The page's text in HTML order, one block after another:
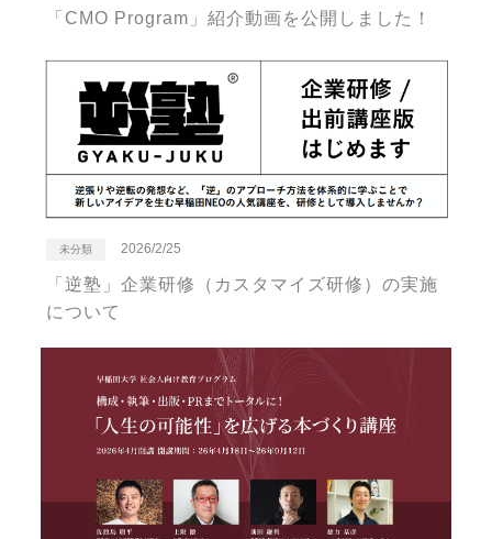
「CMO Program」紹介動画を公開しました！
未分類 2026/2/25
「逆塾」企業研修（カスタマイズ研修）の実施
について